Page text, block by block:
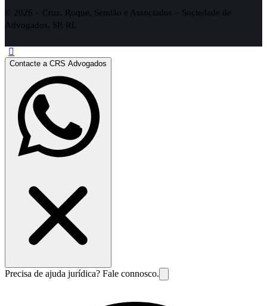
© 2026 – Cruz, Roque, Semião e Associados – Sociedade de
Advogados, SP, RL
Contacte a CRS Advogados
Precisa de ajuda jurídica? Fale connosco.